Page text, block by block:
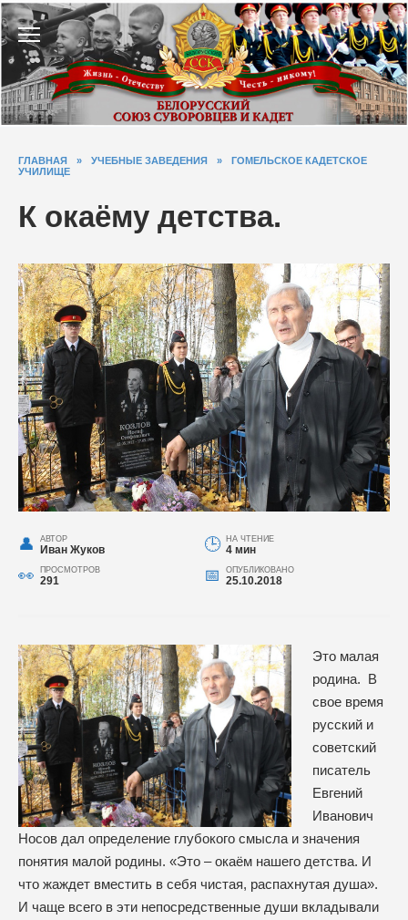
Перейти
к
содержанию
ГЛАВНАЯ » УЧЕБНЫЕ ЗАВЕДЕНИЯ »
ГОМЕЛЬСКОЕ КАДЕТСКОЕ
УЧИЛИЩЕ
К окаёму детства.
АВТОР
Иван Жуков
НА ЧТЕНИЕ
4 мин
ПРОСМОТРОВ
291
ОПУБЛИКОВАНО
25.10.2018
Это малая
родина. В
свое время
русский и
советский
писатель
Евгений
Иванович
Носов дал определение глубокого смысла и значения
понятия малой родины. «Это – окаём нашего детства. И
что жаждет вместить в себя чистая, распахнутая душа».
И чаще всего в эти непосредственные души вкладывали